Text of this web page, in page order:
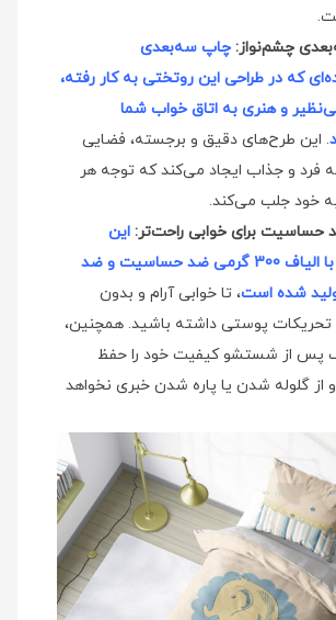
چشم‌نواز: چاپ سه‌بعدی
که در طراحی این روتختی به کار رفته،
و هنری به اتاق خواب شما
. این طرح‌های دقیق و برجسته، فضایی
فرد و جذاب ایجاد می‌کند که توجه هر
خود جلب می‌کند.
حساسیت برای خوابی راحت‌تر: این
روتختی با الیاف 300 گرمی ضد حساسیت و ضد
شده است، تا خوابی آرام و بدون
تحریکات پوستی داشته باشید. همچنین،
پس از شستشو کیفیت خود را حفظ
از گلوله شدن یا پاره شدن خبری نخواهد